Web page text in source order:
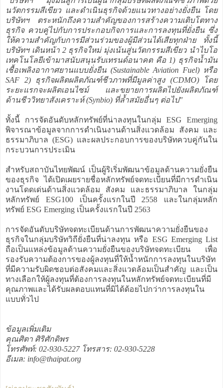
นวัตกรรมสีเขียว และดำเนินธุรกิจด้วยแนวทางอย่างยั่งยืน โดย
บริษัทฯ ตระหนักถึงความสำคัญของการสร้างความเติบโตทาง
ธุรกิจ ควบคู่ไปกับการประกอบกิจการและการลงทุนที่ยั่งยืน ซึ่ง
ให้ความสำคัญกับการมีส่วนร่วมของผู้มีส่วนได้เสียทุกฝ่าย ทั้งนี้
บริษัทฯ เดินหน้า 2 ธุรกิจใหม่ มุ่งเน้นสู่นวัตกรรมสีเขียว นำไบโอ
เทคโนโลยีเข้ามาสนับสนุนรับเทรนด์อนาคต คือ 1) ธุรกิจน้ำมัน
เชื้อเพลิงอากาศยานแบบยั่งยืน (Sustainable Aviation Fuel) หรือ
SAF 2) ธุรกิจผลิตผลิตภัณฑ์ชีวภาพที่มีมูลค่าสูง (CDMO) โดย
ระยะแรกจะผลิตเอนไซม์ และขยายการผลิตไปยังผลิตภัณฑ์
ด้านชีววิทยาสังเคราะห์ (Synbio) ที่ล้ำสมัยอื่นๆ ต่อไป"
ทั้งนี้ การจัดอันดับหลักทรัพย์ที่น่าลงทุนในกลุ่ม ESG Emerging
พิจารณาข้อมูลจากการดำเนินงานด้านสิ่งแวดล้อม สังคม และ
ธรรมาภิบาล (ESG) และผลประกอบการของบริษัทควบคู่กันใน
กระบวนการประเมิน
สำหรับสถาบันไทยพัฒน์ เป็นผู้ริเริ่มพัฒนาข้อมูลด้านความยั่งยืน
ของธุรกิจ ได้เปิดเผยรายชื่อหลักทรัพย์จดทะเบียนที่มีการดำเนิน
งานโดดเด่นด้านสิ่งแวดล้อม สังคม และธรรมาภิบาล ในกลุ่ม
หลักทรัพย์ ESG100 เป็นครั้งแรกในปี 2558 และในกลุ่มหลัก
ทรัพย์ ESG Emerging เป็นครั้งแรกในปี 2563
การจัดอันดับบริษัทจดทะเบียนด้านการพัฒนาความยั่งยืนของ
ธุรกิจในกลุ่มบริษัทวิถียั่งยืนที่น่าลงทุน หรือ ESG Emerging List
ถือเป็นแหล่งข้อมูลด้านความยั่งยืนของบริษัทจดทะเบียน เพื่อ
รองรับความต้องการของผู้ลงทุนที่ให้น้ำหนักการลงทุนในบริษัท
ที่มีความรับผิดชอบต่อสังคมและสิ่งแวดล้อมเป็นสำคัญ และเป็น
ทางเลือกให้ผู้ลงทุนที่ต้องการลงทุนในหลักทรัพย์จดทะเบียนที่มี
คุณภาพและได้รับผลตอบแทนที่มิได้ด้อยไปกว่าการลงทุนใน
แบบทั่วไป
ข้อมูลเพิ่มเติม
คุณศิตา ศิริศักดิพร
โทรศัพท์: 02-930-5227 โทรสาร: 02-930-5228
อีเมล: info@thaipat.org